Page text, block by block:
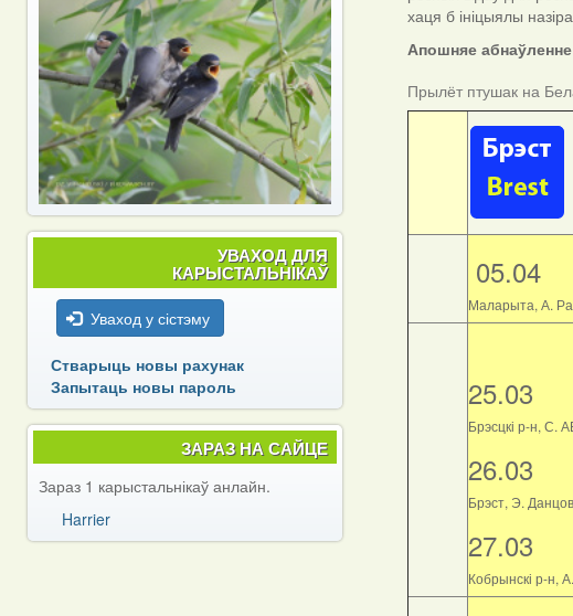
хаця б ініцыялы
Апошняе
Прылёт птушак на
05.04
Маларыта, А.
25.03
Брэсцкі р-н, С.
26.03
Брэст, Э.
27.03
Кобрынскі р-н,
УВАХОД ДЛЯ
КАРЫСТАЛЬНІКАЎ
Уваход у сістэму
Стварыць новы рахунак
Запытаць новы пароль
ЗАРАЗ НА САЙЦЕ
Зараз 1 карыстальнікаў анлайн.
Harrier